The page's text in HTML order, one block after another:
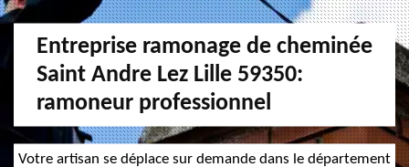
Entreprise ramonage de cheminée
Saint Andre Lez Lille 59350:
ramoneur professionnel
Votre artisan se déplace sur demande dans le département